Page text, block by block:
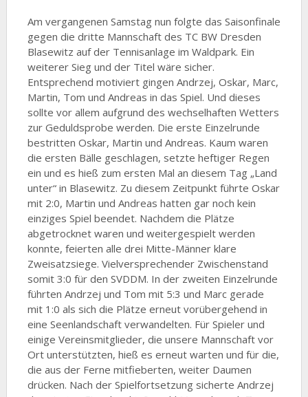
Am vergangenen Samstag nun folgte das Saisonfinale
gegen die dritte Mannschaft des TC BW Dresden
Blasewitz auf der Tennisanlage im Waldpark. Ein
weiterer Sieg und der Titel wäre sicher.
Entsprechend motiviert gingen Andrzej, Oskar, Marc,
Martin, Tom und Andreas in das Spiel. Und dieses
sollte vor allem aufgrund des wechselhaften Wetters
zur Geduldsprobe werden. Die erste Einzelrunde
bestritten Oskar, Martin und Andreas. Kaum waren
die ersten Bälle geschlagen, setzte heftiger Regen
ein und es hieß zum ersten Mal an diesem Tag „Land
unter“ in Blasewitz. Zu diesem Zeitpunkt führte Oskar
mit 2:0, Martin und Andreas hatten gar noch kein
einziges Spiel beendet. Nachdem die Plätze
abgetrocknet waren und weitergespielt werden
konnte, feierten alle drei Mitte-Männer klare
Zweisatzsiege. Vielversprechender Zwischenstand
somit 3:0 für den SVDDM. In der zweiten Einzelrunde
führten Andrzej und Tom mit 5:3 und Marc gerade
mit 1:0 als sich die Plätze erneut vorübergehend in
eine Seenlandschaft verwandelten. Für Spieler und
einige Vereinsmitglieder, die unsere Mannschaft vor
Ort unterstützten, hieß es erneut warten und für die,
die aus der Ferne mitfieberten, weiter Daumen
drücken. Nach der Spielfortsetzung sicherte Andrzej